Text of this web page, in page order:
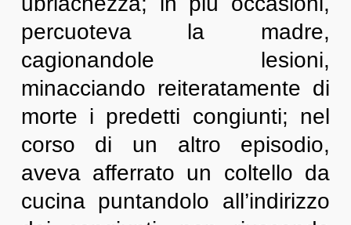
percuoteva la madre,
cagionandole lesioni,
minacciando reiteratamente di
morte i predetti congiunti; nel
corso di un altro episodio,
aveva afferrato un coltello da
cucina puntandolo all’indirizzo